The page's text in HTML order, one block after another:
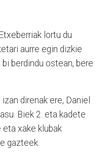
lortu du
aurre egin dizkie
berdindu ostean, bere
direnak ere, Daniel
Biek 2. eta kadete
xake klubak
gazteek.